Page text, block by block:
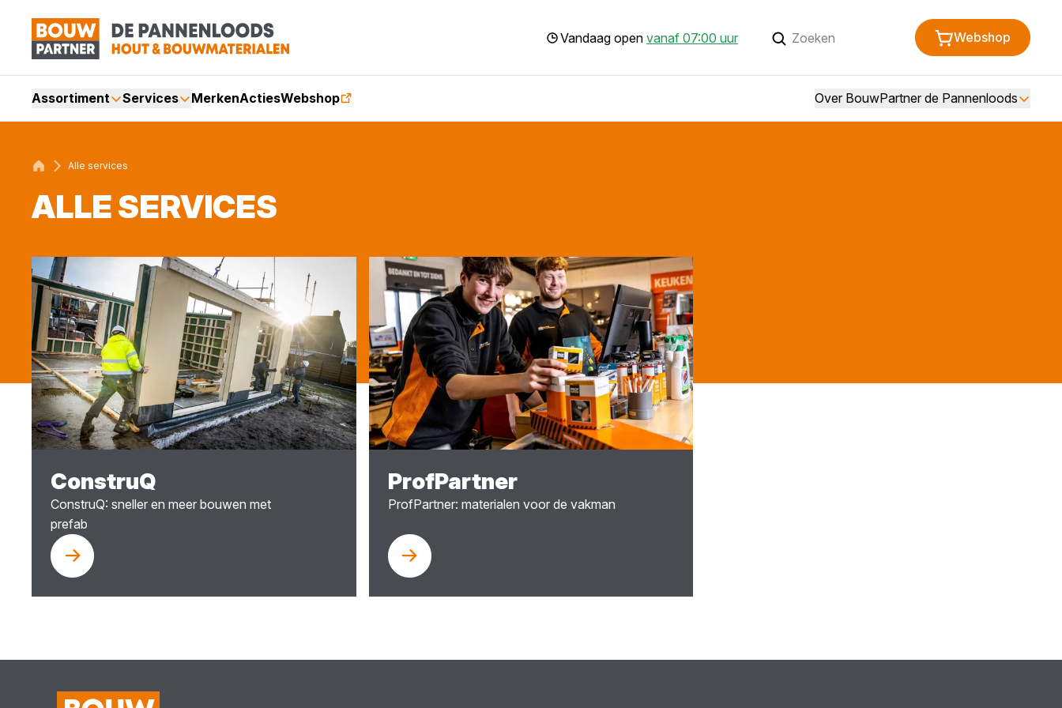
Vandaag open vanaf 07:00 uur Webshop
Assortiment Services MerkenActiesWebshop Over BouwPartner de Pannenloods
Alle services
ALLE SER­VI­CES
ConstruQ
ConstruQ: sneller en meer bouwen met
prefab
ProfPartner
ProfPartner: materialen voor de vakman